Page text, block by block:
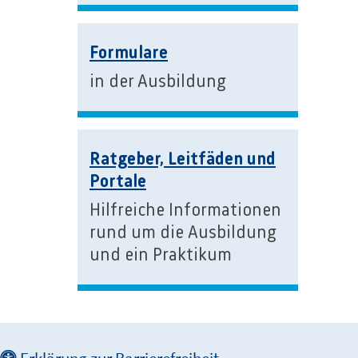
Formulare
in der Ausbildung
Ratgeber, Leitfäden und
Portale
Hilfreiche Informationen
rund um die Ausbildung
und ein Praktikum